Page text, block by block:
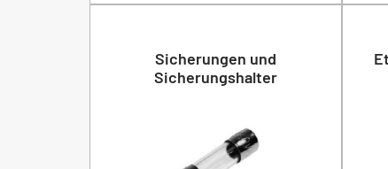
Sicherungen und
Sicherungshalter